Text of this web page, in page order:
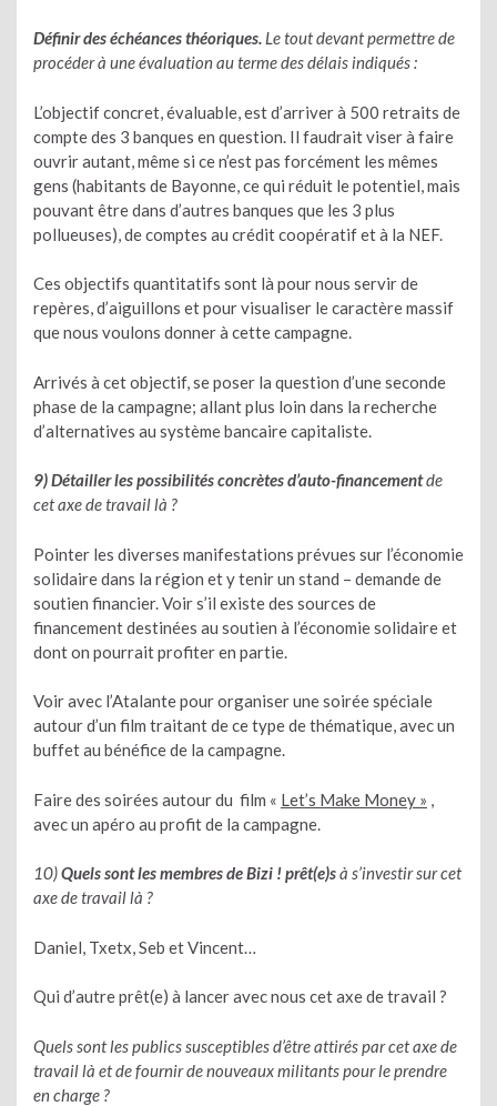
Définir des échéances théoriques. Le tout devant permettre de
procéder à une évaluation au terme des délais indiqués :
L’objectif concret, évaluable, est d’arriver à 500 retraits de
compte des 3 banques en question. Il faudrait viser à faire
ouvrir autant, même si ce n’est pas forcément les mêmes
gens (habitants de Bayonne, ce qui réduit le potentiel, mais
pouvant être dans d’autres banques que les 3 plus
pollueuses), de comptes au crédit coopératif et à la NEF.
Ces objectifs quantitatifs sont là pour nous servir de
repères, d’aiguillons et pour visualiser le caractère massif
que nous voulons donner à cette campagne.
Arrivés à cet objectif, se poser la question d’une seconde
phase de la campagne; allant plus loin dans la recherche
d’alternatives au système bancaire capitaliste.
9) Détailler les possibilités concrètes d’auto-financementde
cet axe de travail là ?
Pointer les diverses manifestations prévues sur l’économie
solidaire dans la région et y tenir un stand – demande de
soutien financier. Voir s’il existe des sources de
financement destinées au soutien à l’économie solidaire et
dont on pourrait profiter en partie.
Voir avec l’Atalante pour organiser une soirée spéciale
autour d’un film traitant de ce type de thématique, avec un
buffet au bénéfice de la campagne.
Faire des soirées autour du film « Let’s Make Money »
avec un apéro au profit de la campagne.
10)Quels sont les membres de Bizi ! prêt(e)sà s’investir sur cet
axe de travail là ?
Daniel, Txetx, Seb et Vincent…
Qui d’autre prêt(e) à lancer avec nous cet axe de travail ?
Quels sont les publics susceptibles d’être attirés par cet axe de
travail là et de fournir de nouveaux militants pour le prendre
en charge ?